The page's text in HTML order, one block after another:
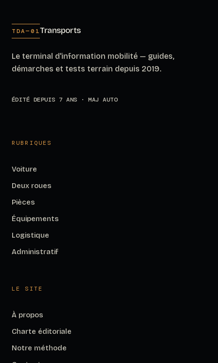
TDA—01Transports
Le terminal d'information mobilité — guides,
démarches et tests terrain depuis 2019.
ÉDITÉ DEPUIS 7 ANS · MAJ AUTO
RUBRIQUES
Voiture
Deux roues
Pièces
Équipements
Logistique
Administratif
LE SITE
À propos
Charte éditoriale
Notre méthode